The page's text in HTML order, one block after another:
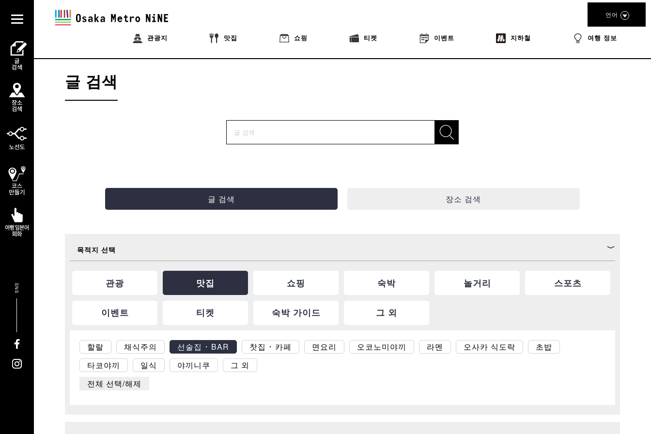
관광지 맛집 쇼핑 티켓 이벤트 지하철 여행 정보
언어
SNS
글 검색
글 검색 장소 검색
목적지 선택
관광 맛집 쇼핑 숙박 놀거리 스포츠
이벤트 티켓 숙박 가이드 그 외
할랄 채식주의 선술집 ･ BAR 찻집 ･ 카페 면요리 오코노미야끼 라멘 오사카 식도락
초밥
타코야끼
일식 야끼니쿠
그 외
전체 선택/해제